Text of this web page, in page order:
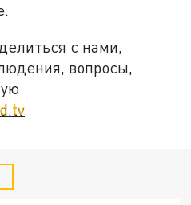
с нами,
вопросы,